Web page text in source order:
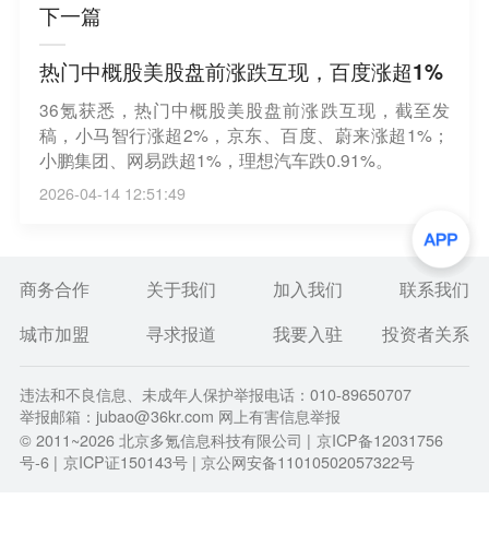
下一篇
热门中概股美股盘前涨跌互现，百度涨超1%
36氪获悉，热门中概股美股盘前涨跌互现，截至发
稿，小马智行涨超2%，京东、百度、蔚来涨超1%；
小鹏集团、网易跌超1%，理想汽车跌0.91%。
2026-04-14 12:51:49
商务合作 关于我们 加入我们
联系我们
城市加盟
寻求报道 我要入驻 投资者关系
违法和不良信息、未成年人保护举报电话：010-89650707
举报邮箱：jubao@36kr.com 网上有害信息举报
© 2011~2026北京多氪信息科技有限公司 | 京ICP备12031756
号-6 | 京ICP证150143号 | 京公网安备11010502057322号